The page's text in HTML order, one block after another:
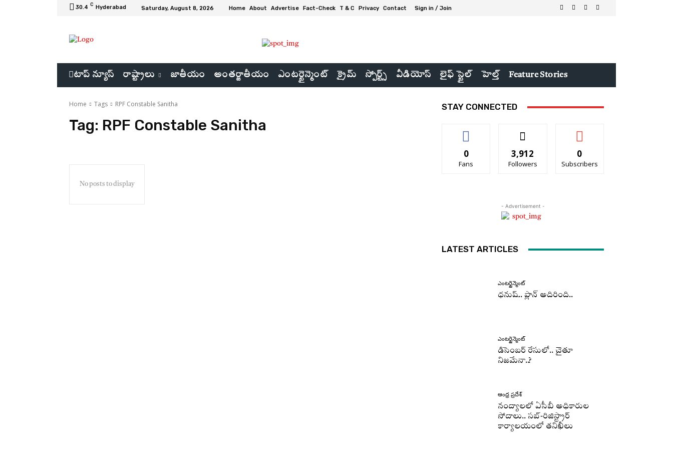
30.4 C Hyderabad Saturday, August 8, 2026 Home About Advertise Fact-Check T & C Privacy Contact Sign in / Join
టాప్ న్యూస్ రాష్ట్రాలు జాతీయం అంతర్జాతీయం ఎంటర్టైన్మెంట్ క్రైమ్ స్పోర్ట్స్ వీడియోస్ లైఫ్ స్టైల్ హెల్త్ Feature Stories
Home Tags RPF Constable Sanitha
Tag: RPF Constable Sanitha
No posts to display
STAY CONNECTED
0
Fans
3,912
Followers
0
Subscribers
- Advertisement -
LATEST ARTICLES
ఎంటర్టైన్మెంట్
ధనుష్‌.. ప్లాన్ అదిరింది..
ఎంటర్టైన్మెంట్
డిసెంబర్ రేసులో.. చైతూ
నిజమేనా..?
ఆంధ్ర ప్రదేశ్
నంద్యాలలో ఏసీబీ అధికారుల
సోదాలు.. సబ్-రిజిస్ట్రార్
కార్యాలయంలో తనిఖీలు